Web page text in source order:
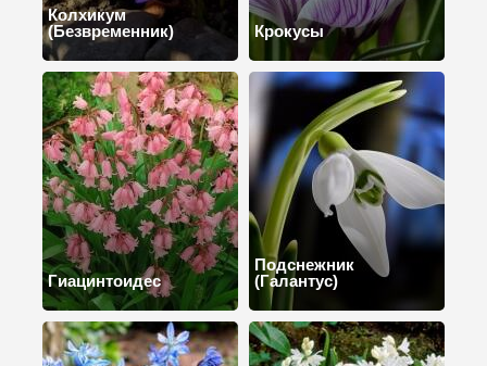
Колхикум
(Безвременник)
Крокусы
Гиацинтоидес
Подснежник
(Галантус)